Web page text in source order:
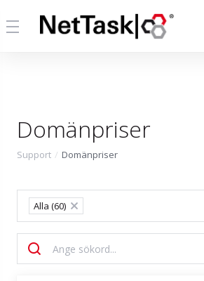
Domänpriser
Support Domänpriser
Alla (60) ×